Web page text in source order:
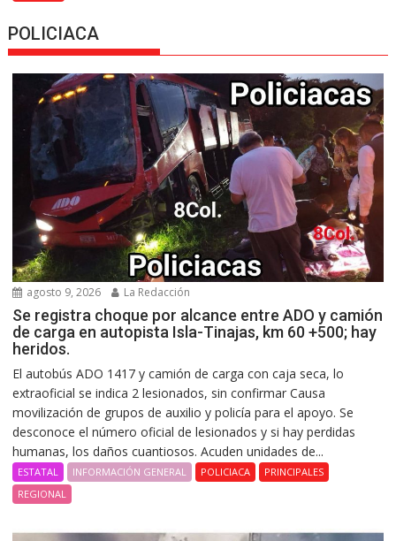
POLICIACA
agosto 9, 2026 La Redacción
Se registra choque por alcance entre ADO y camión
de carga en autopista Isla-Tinajas, km 60 +500; hay
heridos.
El autobús ADO 1417 y camión de carga con caja seca, lo
extraoficial se indica 2 lesionados, sin confirmar Causa
movilización de grupos de auxilio y policía para el apoyo. Se
desconoce el número oficial de lesionados y si hay perdidas
humanas, los daños cuantiosos. Acuden unidades de...
ESTATAL INFORMACIÓN GENERAL POLICIACA
PRINCIPALES
REGIONAL